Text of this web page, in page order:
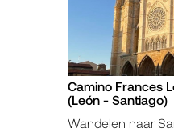
Camino Frances
(León - Santiago)
Wandelen naar